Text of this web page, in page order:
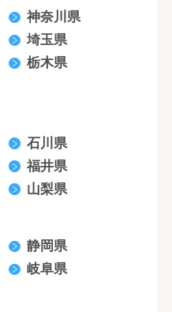
神奈川県
埼玉県
栃木県
石川県
福井県
山梨県
静岡県
岐阜県